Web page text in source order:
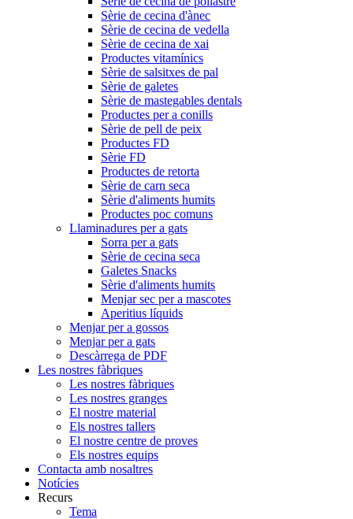
Sèrie de cecina d'ànec
Sèrie de cecina de vedella
Sèrie de cecina de xai
Productes vitamínics
Sèrie de salsitxes de pal
Sèrie de galetes
Sèrie de mastegables dentals
Productes per a conills
Sèrie de pell de peix
Productes FD
Sèrie FD
Productes de retorta
Sèrie de carn seca
Sèrie d'aliments humits
Productes poc comuns
Llaminadures per a gats
Sorra per a gats
Sèrie de cecina seca
Galetes Snacks
Sèrie d'aliments humits
Menjar sec per a mascotes
Aperitius líquids
Menjar per a gossos
Menjar per a gats
Descàrrega de PDF
Les nostres fàbriques
Les nostres fàbriques
Les nostres granges
El nostre material
Els nostres tallers
El nostre centre de proves
Els nostres equips
Contacta amb nosaltres
Notícies
Recurs
Tema